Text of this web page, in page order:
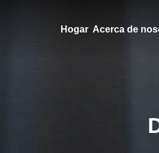
Hogar Acerca de